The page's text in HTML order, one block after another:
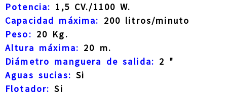
Potencia: 1,5 CV./1100 W.
Capacidad máxima: 200 litros/minuto
Peso: 20 Kg.
Altura máxima: 20 m.
Diámetro manguera de salida: 2 "
Aguas sucias: Si
Flotador: Si